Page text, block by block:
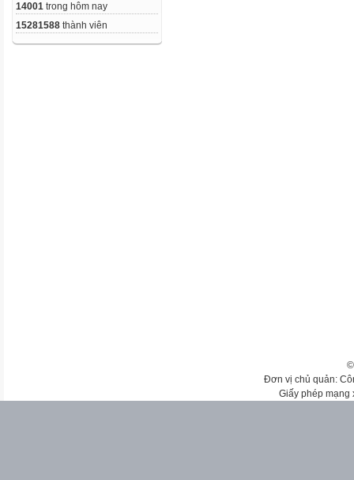
14001 trong hôm nay
15281588 thành viên
Đơn vị chủ quản:
Giấy phép mạng